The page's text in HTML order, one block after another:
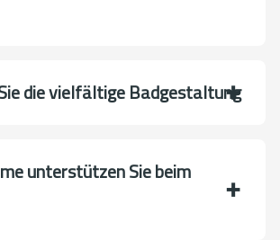
die vielfältige Badgestaltung
unterstützen Sie beim